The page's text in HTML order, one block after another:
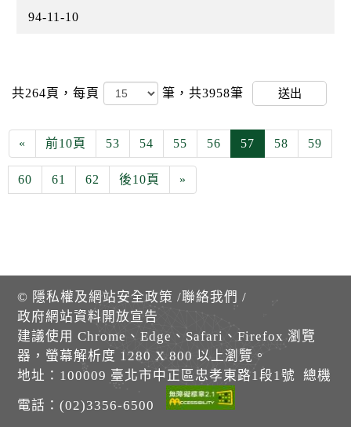
94-11-10
共264頁， 每頁 筆，共3958筆 送出
« 前10頁 53 54 55 56 57 58 59
60 61 62 後10頁 »
© 隱私權及網站安全政策 /聯絡我們 /
政府網站資料開放宣告
建議使用 Chrome、Edge、Safari、Firefox 瀏覽
器，螢幕解析度 1280 X 800 以上瀏覽。
地址：100009 臺北市中正區忠孝東路1段1號 總機
電話：(02)3356-6500